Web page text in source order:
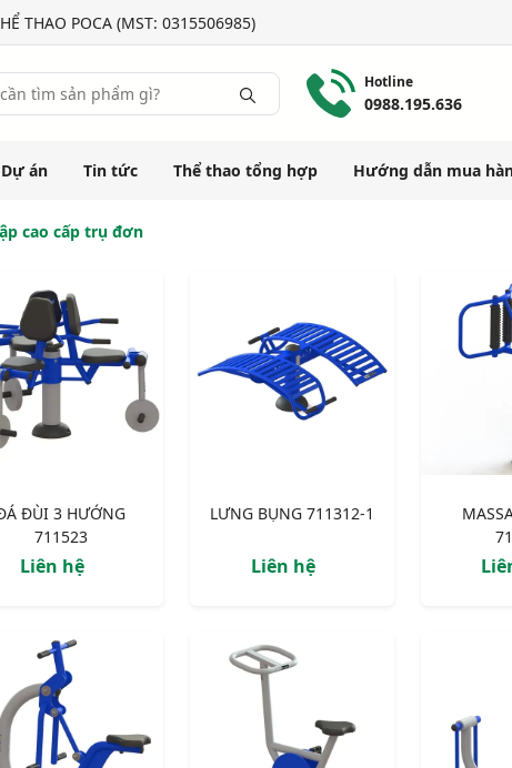
THAO POCA (MST: 0315506985)
Hotline
0988.195.636
Dự án Tin tức Thể thao tổng hợp Hướng dẫn mua
cao cấp trụ đơn
ĐÙI 3 HƯỚNG
711523
Liên hệ
LƯNG BỤNG 711312-1
Liên hệ